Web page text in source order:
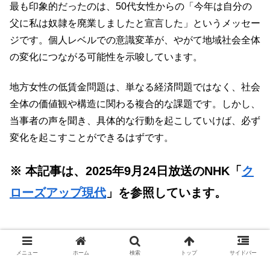
最も印象的だったのは、50代女性からの「今年は自分の
父に私は奴隷を廃業しましたと宣言した」というメッセー
ジです。個人レベルでの意識変革が、やがて地域社会全体
の変化につながる可能性を示唆しています。
地方女性の低賃金問題は、単なる経済問題ではなく、社会
全体の価値観や構造に関わる複合的な課題です。しかし、
当事者の声を聞き、具体的な行動を起こしていけば、必ず
変化を起こすことができるはずです。
※ 本記事は、2025年9月24日放送のNHK「ク
ローズアップ現代 」を参照しています。
スポンサーリンク
メニュー ホーム 検索 トップ サイドバー